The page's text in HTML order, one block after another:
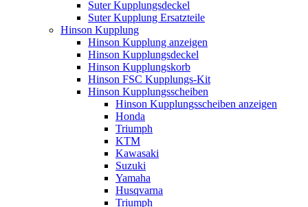
Suter Kupplungsdeckel
Suter Kupplung Ersatzteile
Hinson Kupplung
Hinson Kupplung anzeigen
Hinson Kupplungsdeckel
Hinson Kupplungskorb
Hinson FSC Kupplungs-Kit
Hinson Kupplungsscheiben
Hinson Kupplungsscheiben anzeigen
Honda
Triumph
KTM
Kawasaki
Suzuki
Yamaha
Husqvarna
Triumph